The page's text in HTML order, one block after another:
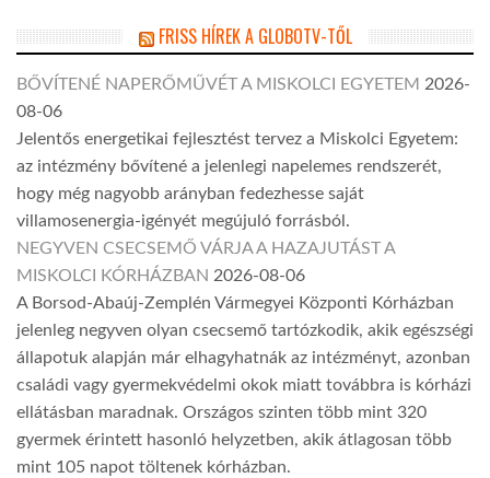
FRISS HÍREK A GLOBOTV-TŐL
BŐVÍTENÉ NAPERŐMŰVÉT A MISKOLCI EGYETEM 2026-
08-06
Jelentős energetikai fejlesztést tervez a Miskolci Egyetem:
az intézmény bővítené a jelenlegi napelemes rendszerét,
hogy még nagyobb arányban fedezhesse saját
villamosenergia-igényét megújuló forrásból.
NEGYVEN CSECSEMŐ VÁRJA A HAZAJUTÁST A
MISKOLCI KÓRHÁZBAN 2026-08-06
A Borsod-Abaúj-Zemplén Vármegyei Központi Kórházban
jelenleg negyven olyan csecsemő tartózkodik, akik egészségi
állapotuk alapján már elhagyhatnák az intézményt, azonban
családi vagy gyermekvédelmi okok miatt továbbra is kórházi
ellátásban maradnak. Országos szinten több mint 320
gyermek érintett hasonló helyzetben, akik átlagosan több
mint 105 napot töltenek kórházban.